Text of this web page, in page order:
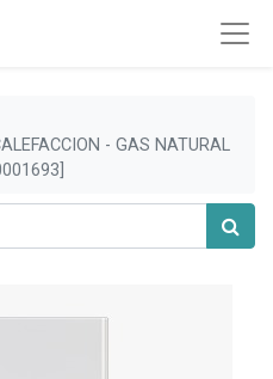
- GAS NATURAL